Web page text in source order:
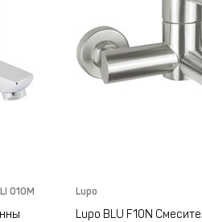
010M Lupo
Lupo BLU F10N